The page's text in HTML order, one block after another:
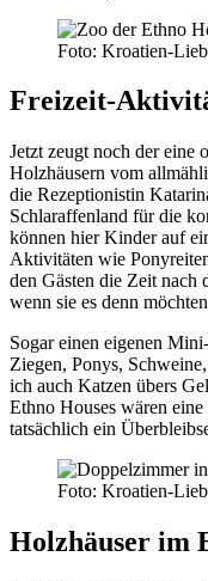
Foto: Kroatien-
Freizeit-
Jetzt zeugt noch der eine
Holzhäusern vom
die Rezeptionistin
Schlaraffenland für die
können hier Kinder auf
Aktivitäten wie
den Gästen die Zeit nach
wenn sie es denn
Sogar einen eigenen
Ziegen, Ponys,
ich auch Katzen übers
Ethno Houses wären
tatsächlich ein
Foto: Kroatien-
Holzhäuser im